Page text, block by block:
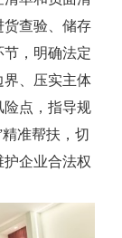
货查验、储存
，明确法定
界、压实主体
险点，指导规
准帮扶，切
企业合法权